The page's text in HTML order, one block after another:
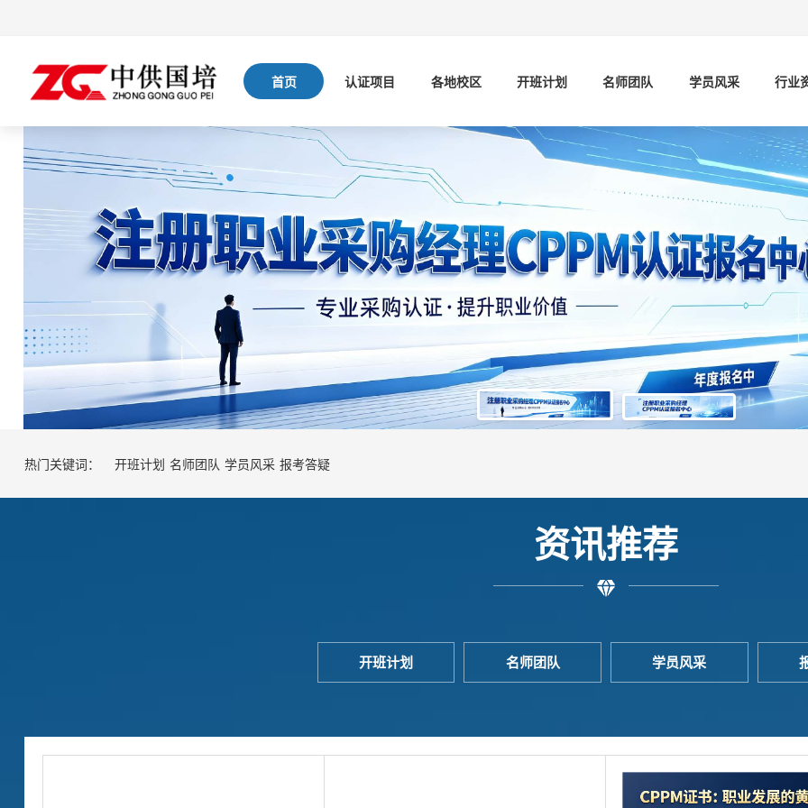
首页 认证项目 各地校区 开班计划 名师团队 学员风采 行业
热门关键词： 开班计划 名师团队 学员风采 报考答疑
资讯推荐
开班计划 名师团队 学员风采